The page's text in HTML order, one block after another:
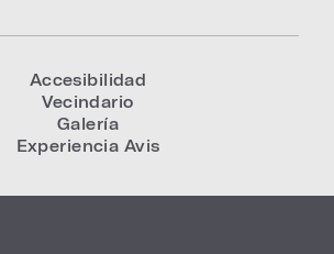
Accesibilidad
Vecindario
Galería
Experiencia Avis